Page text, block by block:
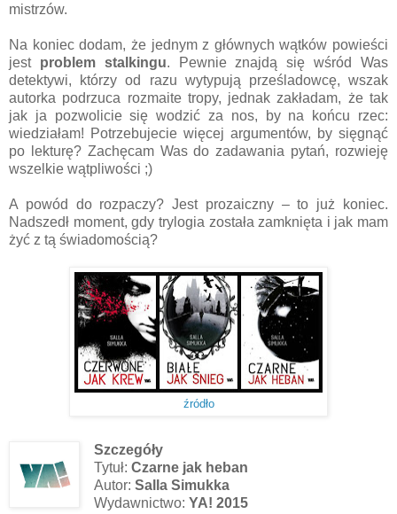
mistrzów.
Na koniec dodam, że jednym z głównych wątków powieści
jest problem stalkingu. Pewnie znajdą się wśród Was
detektywi, którzy od razu wytypują prześladowcę, wszak
autorka podrzuca rozmaite tropy, jednak zakładam, że tak
jak ja pozwolicie się wodzić za nos, by na końcu rzec:
wiedziałam! Potrzebujecie więcej argumentów, by sięgnąć
po lekturę? Zachęcam Was do zadawania pytań, rozwieję
wszelkie wątpliwości ;)
A powód do rozpaczy? Jest prozaiczny – to już koniec.
Nadszedł moment, gdy trylogia została zamknięta i jak mam
żyć z tą świadomością?
źródło
Szczegóły
Tytuł: Czarne jak heban
Autor: Salla Simukka
Wydawnictwo: YA! 2015